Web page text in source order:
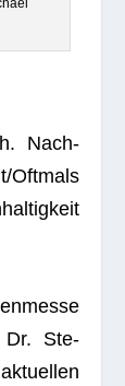
Nach­
Oftmals
Dr. Ste­